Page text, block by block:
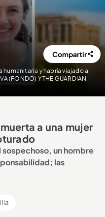
humanitaria y habría viajado a
(FONDO) Y THE GUARDIAN
Compartir
a una mujer
sospechoso, un hombre
las